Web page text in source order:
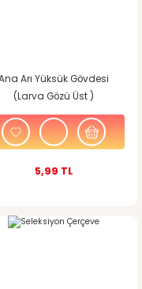
Arı Yüksük Gövdesi
(Larva Gözü Üst )
5,99 TL